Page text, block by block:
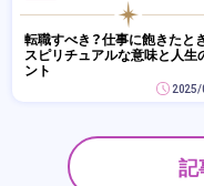
転職すべき？仕事に飽きたと
スピリチュアルな意味と人生
ント
記